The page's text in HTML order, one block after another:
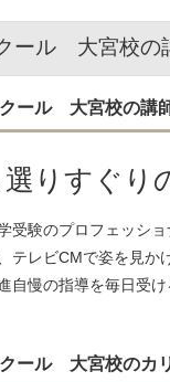
大学 14名
学 48名
ール 大宮校の
ール 大宮校の講
りすぐり
受験のプロフェッショ
テレビCMで姿を見か
自慢の指導を毎日受け
ール 大宮校のカ